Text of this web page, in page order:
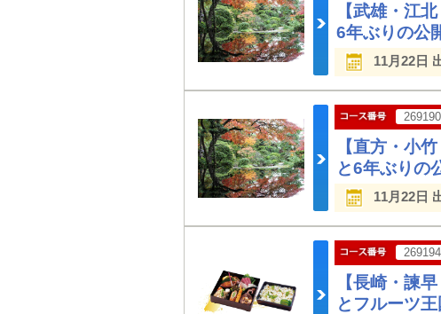
【武雄・江
6年ぶりの公
11月22日
【直方・小
と6年ぶりの
11月22日
【長崎・諫
とフルーツ